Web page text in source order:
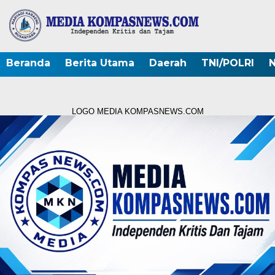
Beranda Berita Utama Daerah TNI/POLRI
LOGO MEDIA KOMPASNEWS.COM